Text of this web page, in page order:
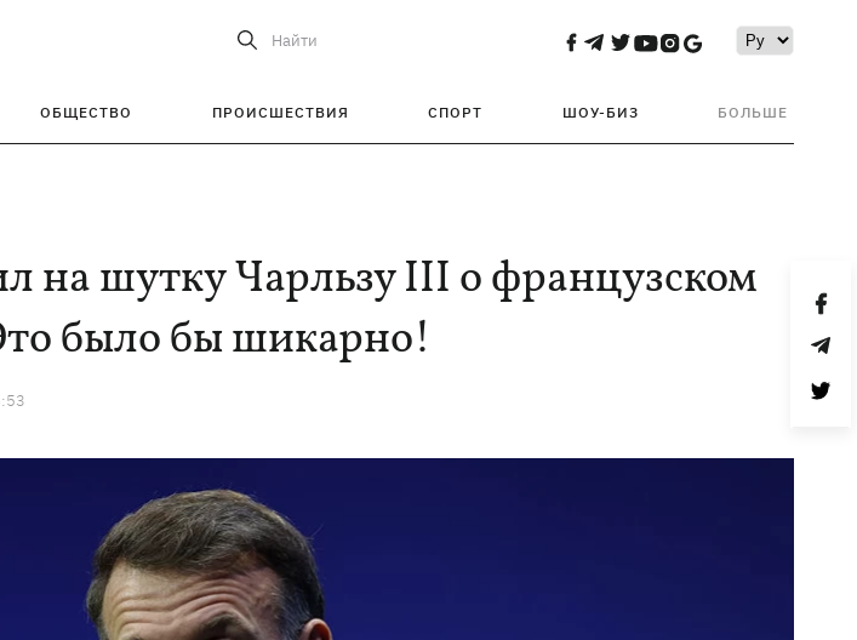
Найти
ОБЩЕСТВО ПРОИСШЕСТВИЯ СПОРТ ШОУ-БИЗ БОЛЬШЕ
на шутку Чарльзу III о французском
было бы шикарно!